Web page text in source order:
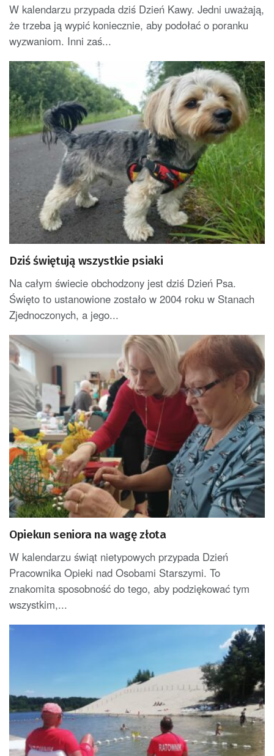
W kalendarzu przypada dziś Dzień Kawy. Jedni uważają,
że trzeba ją wypić koniecznie, aby podołać o poranku
wyzwaniom. Inni zaś...
Dziś świętują wszystkie psiaki
Na całym świecie obchodzony jest dziś Dzień Psa.
Święto to ustanowione zostało w 2004 roku w Stanach
Zjednoczonych, a jego...
Opiekun seniora na wagę złota
W kalendarzu świąt nietypowych przypada Dzień
Pracownika Opieki nad Osobami Starszymi. To
znakomita sposobność do tego, aby podziękować tym
wszystkim,...